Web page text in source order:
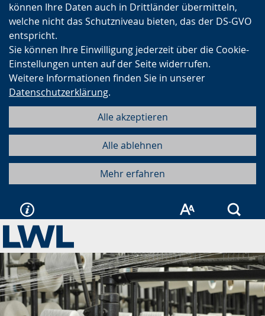
können Ihre Daten auch in Drittländer übermitteln,
welche nicht das Schutzniveau bieten, das der DS-GVO
entspricht.
Sie können Ihre Einwilligung jederzeit über die Cookie-
Einstellungen unten auf der Seite widerrufen.
Weitere Informationen finden Sie in unserer
Datenschutzerklärung.
Alle akzeptieren
Alle ablehnen
Mehr erfahren